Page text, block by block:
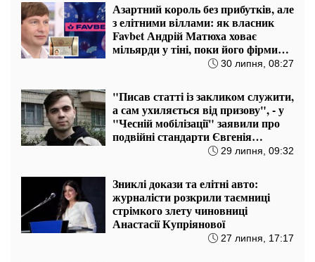
Азартний король без прибутків, але
з елітними віллами: як власник
Favbet Андрій Матюха ховає
мільярди у тіні, поки його фірми
ловлять на зв’язках з Росією30 липня, 08:27
"Писав статті із закликом служити,
а сам ухиляється від призову", - у
"Чесній мобілізації" заявили про
подвійні стандарти Євгенія
29 липня, 09:32
Зниклі докази та елітні авто:
журналісти розкрили таємниці
стрімкого злету чиновниці
Анастасії Купріянової
27 липня, 17:17